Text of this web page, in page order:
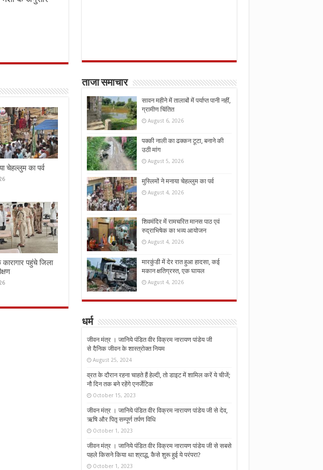
चेहल्लुम का पर्व
कारागार पहुंचे जिला
ताजा समाचार
सावन महीने में तालाबों में पर्याप्त पानी नहीं,
ग्रामीण चिंतित
August 6, 2026
पक्की नाली का ढक्कन टूटा, बनाने की
उठी मांग
August 5, 2026
मुस्लिमों ने मनाया चेहल्लुम का पर्व
August 4, 2026
शिवमंदिर में रामचरित मानस पाठ एवं
रुद्राभिषेक का भव्य आयोजन
August 4, 2026
मारकुंडी में देर रात हुआ हादसा, कई
मकान क्षतिग्रस्त, एक घायल
August 4, 2026
धर्म
जीवन मंत्र । जानिये पंडित वीर विक्रम नारायण पांडेय जी
से दैनिक जीवन के शास्त्रोक्त नियम
August 25, 2024
व्रत के दौरान रहना चाहते हैं हेल्दी, तो डाइट में शामिल करें ये चीजें;
नौ दिन तक बने रहेंगे एनर्जेटिक
October 15, 2023
जीवन मंत्र । जानिये पंडित वीर विक्रम नारायण पांडेय जी से देव,
ऋषि और पितृ सम्पूर्ण तर्पण विधि
October 1, 2023
जीवन मंत्र । जानिये पंडित वीर विक्रम नारायण पांडेय जी से सबसे
पहले किसने किया था श्राद्ध, कैसे शुरू हुई ये परंपरा?
October 1, 2023